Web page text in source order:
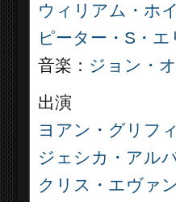
ウィリアム・ホイ
ピーター・S・エ
音楽： ジョン・
出演
ヨアン・グリフ
ジェシカ・アル
クリス・エヴァ